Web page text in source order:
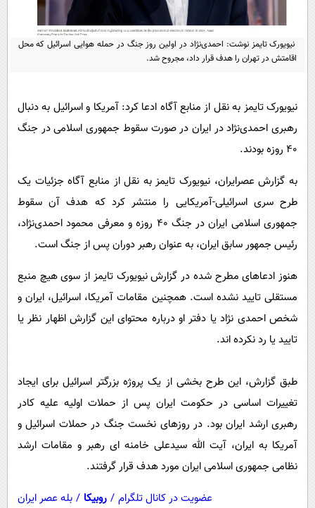
سرگرمی
فناوری
گوناگون
محیط زیست
سلامت
بین الملل
حیات وحش
روانشناسی
آشپزی
نیویورک تایمز نوشت: احمدی‌نژاد در اولین روز جنگ در حمله هوایی اسرائیل که محل
اقامتش در تهران را هدف قرار داد، مجروح شد.
نیویورک تایمز به نقل از منابع آگاه ادعا کرد: آمریکا و اسرائیل به دنبال
رهبری احمدی‌نژاد در ایران در صورت سقوط جمهوری اسلامی در جنگ
40 روزه بودند.
به گزارش عصرایران، نیویورک تایمز به نقل از منابع آگاه جزئیات یک
طرح سری اسرائیلی-آمریکایی را منتشر کرد که هدف آن سقوط
جمهوری اسلامی ایران در جنگ 40 روزه و معرفی محمود احمدی‌نژاد،
رئیس جمهور سابق ایران، به عنوان رهبر دوران پس از جنگ است.
هنوز ادعاهای مطرح شده در گزارش نیویورک تایمز از سوی هیچ منبع
مستقلی تایید نشده است. همچنین مقامات آمریکا، اسرائیل، ایران و
شخص احمدی نژاد یا دفتر او درباره محتوای این گزارش اظهار نظر یا
تایید یا رد نکرده اند.
طبق گزارش، این طرح بخشی از یک پروژه بزرگتر اسرائیل برای ایجاد
تغییرات اساسی در حکومت ایران پس از حملات اولیه علیه کادر
رهبری ارشد ایران بود. در روزهای نخست جنگ در حملات اسرائیل و
آمریکا به ایران، آیت الله سیدعلی خامنه ای رهبر و مقامات ارشد
نظامی جمهوری اسلامی ایران مورد هدف قرار گرفتند.
عضویت در کانال تلگرام / روبیکا / بله عصر ایران